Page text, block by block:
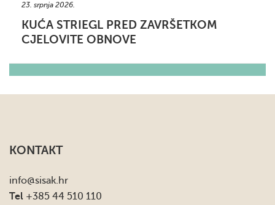
23. srpnja 2026.
KUĆA STRIEGL PRED ZAVRŠETKOM
CJELOVITE OBNOVE
KONTAKT
info@sisak.hr
Tel +385 44 510 110